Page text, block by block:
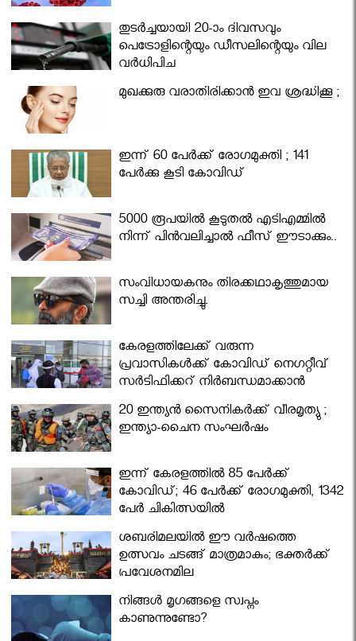
തുടർച്ചയായി 20-ാം ദിവസവും
പെട്രോളിന്റെയും ഡീസലിന്റെയും വില
വര്‍ധിപ്പിച്ചു
മുഖക്കുരു വരാതിരിക്കാന്‍ ഇവ ശ്രദ്ധിക്കൂ ;
ഇന്ന് 60 പേർക്ക് രോഗമുക്തി ; 141
പേര്‍ക്കു കൂടി കോവിഡ്
5000 രൂപയിൽ കൂടുതൽ എടിഎമ്മിൽ
നിന്ന് പിൻവലിച്ചാൽ ഫീസ് ഈടാക്കും..
സംവിധായകനും തിരക്കഥാകൃത്തുമായ
സച്ചി അന്തരിച്ചു.
കേരളത്തിലേക്ക് വരുന്ന
പ്രവാസികള്‍ക്ക് കോവിഡ് നെഗറ്റീവ്
സര്‍ട്ടിഫിക്കറ്റ് നിർബന്ധമാക്കാൻ
മന്ത്രിസഭ
20 ഇന്ത്യൻ സൈനികർക്ക് വീരമൃത്യു ;
ഇന്ത്യാ-ചൈന സംഘർഷം
ഇന്ന് കേരളത്തിൽ 85 പേർക്ക്
കോവിഡ്; 46 പേർക്ക് രോഗമുക്തി, 1342
പേർ ചികിത്സയിൽ
ശബരിമലയില്‍ ഈ വർഷത്തെ
ഉത്സവം ചടങ്ങ് മാത്രമാകും; ഭക്തർക്ക്
പ്രവേശനമില്ല
നിങ്ങള്‍ മൃഗങ്ങളെ സ്വപ്നം
കാണുന്നുണ്ടോ?